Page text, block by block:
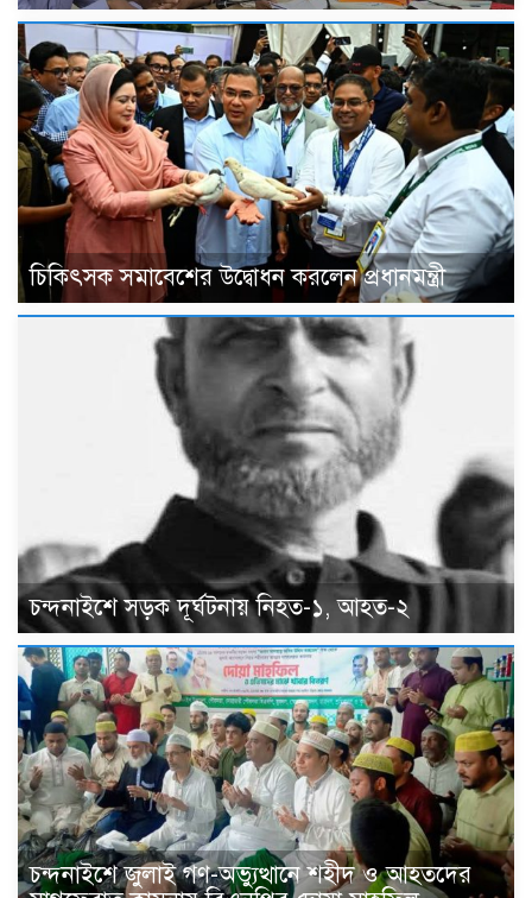
চিকিৎসক সমাবেশের উদ্বোধন করলেন প্রধানমন্ত্রী
চন্দনাইশে সড়ক দূর্ঘটনায় নিহত-১, আহত-২
চন্দনাইশে জুলাই গণ-অভ্যুত্থানে শহীদ ও আহতদের